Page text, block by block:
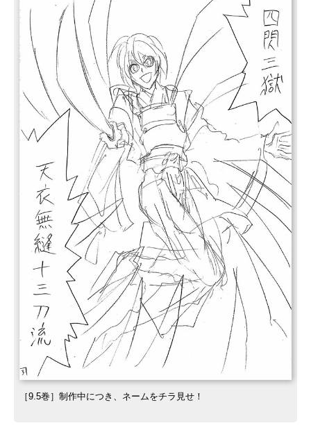
［9.5巻］制作中につき、ネームをチラ見せ！